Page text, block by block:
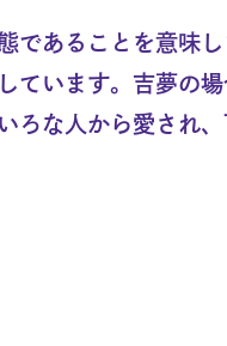
あることを意味
います。吉夢の
な人から愛され